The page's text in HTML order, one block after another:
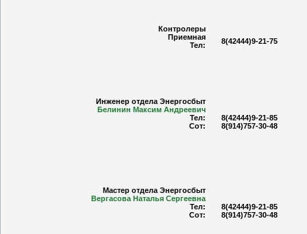
Контролеры
Приемная
Тел:
8(42444)9-21-75
Инженер отдела Энергосбыт
Белинин Максим Андреевич
Тел:
Сот:
8(42444)9-21-85
8(914)757-30-48
Мастер отдела Энергосбыт
Вергасова Наталья Сергеевна
Тел:
Сот:
8(42444)9-21-85
8(914)757-30-48